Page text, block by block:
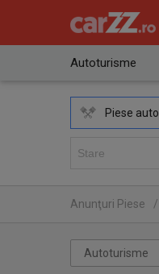
Autoturisme
Piese auto
Anunţuri Piese /
Autoturisme